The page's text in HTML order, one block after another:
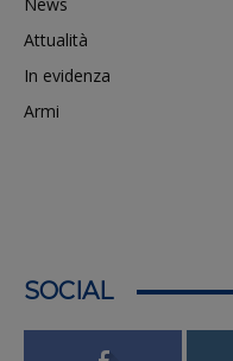
News
Attualità
In evidenza
Armi
SOCIAL